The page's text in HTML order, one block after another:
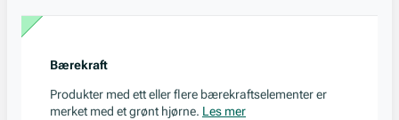
Bærekraft
Produkter med ett eller flere bærekraftselementer er
merket med et grønt hjørne. Les mer